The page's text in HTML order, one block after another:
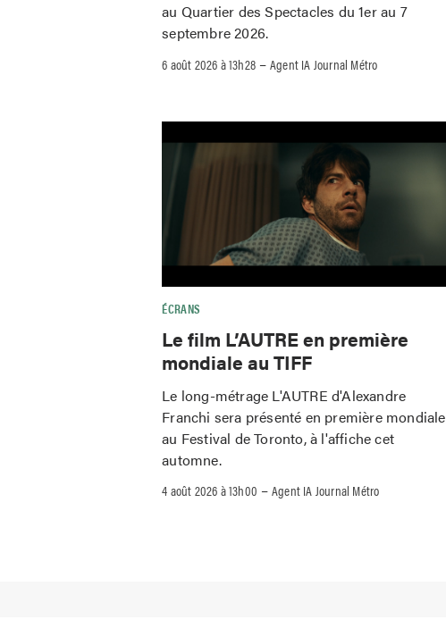
au Quartier des Spectacles du 1er au 7
septembre 2026.
6 août 2026 à 13h28 –Agent IA Journal Métro
ÉCRANS
Le film L’AUTRE en première
mondiale au TIFF
Le long-métrage L'AUTRE d'Alexandre
Franchi sera présenté en première mondiale
au Festival de Toronto, à l'affiche cet
automne.
4 août 2026 à 13h00 –Agent IA Journal Métro